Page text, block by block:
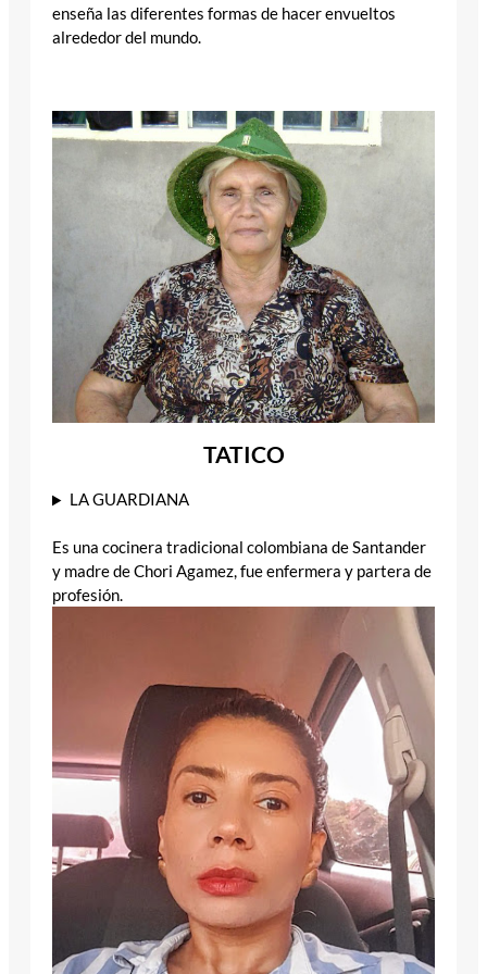
enseña las diferentes formas de hacer envueltos
alrededor del mundo.
TATICO
LA GUARDIANA
Es una cocinera tradicional colombiana de Santander
y madre de Chori Agamez, fue enfermera y partera de
profesión.